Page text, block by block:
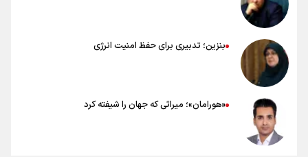
بنزین؛ تدبیری برای حفظ امنیت انرژی
«هورامان»؛ میراثی که جهان را شیفته کرد